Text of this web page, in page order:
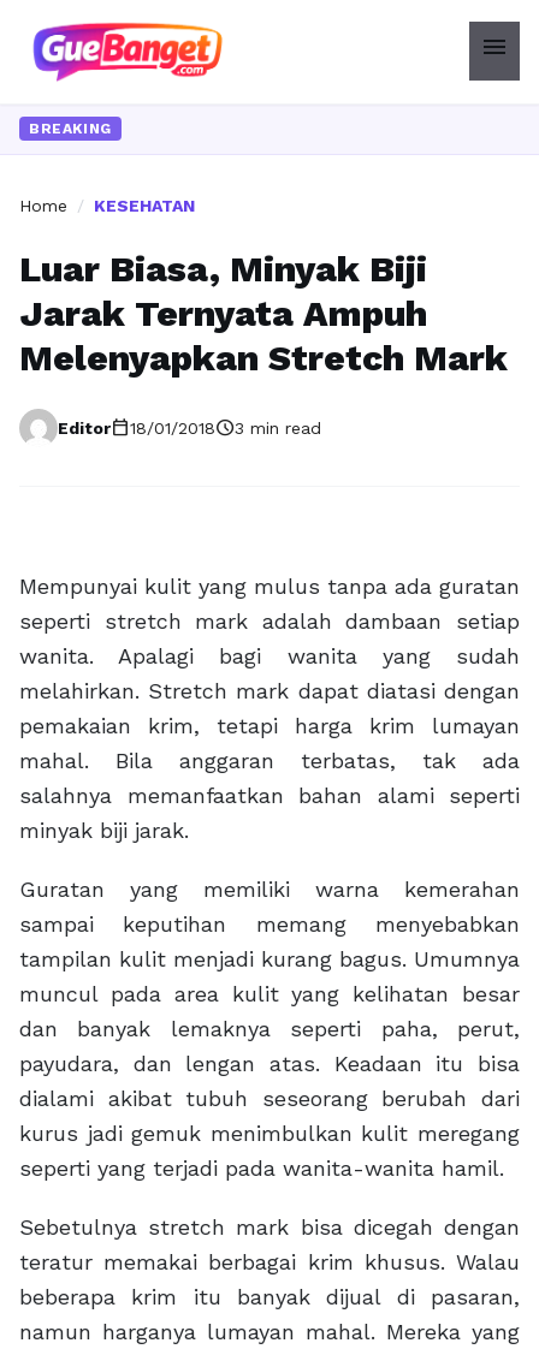
menu
BREAKING
Home / KESEHATAN
Luar Biasa, Minyak Biji
Jarak Ternyata Ampuh
Melenyapkan Stretch Mark
Editorcalendar_today18/01/2018schedule3 min read
Mempunyai kulit yang mulus tanpa ada guratan
seperti stretch mark adalah dambaan setiap
wanita. Apalagi bagi wanita yang sudah
melahirkan. Stretch mark dapat diatasi dengan
pemakaian krim, tetapi harga krim lumayan
mahal. Bila anggaran terbatas, tak ada
salahnya memanfaatkan bahan alami seperti
minyak biji jarak.
Guratan yang memiliki warna kemerahan
sampai keputihan memang menyebabkan
tampilan kulit menjadi kurang bagus. Umumnya
muncul pada area kulit yang kelihatan besar
dan banyak lemaknya seperti paha, perut,
payudara, dan lengan atas. Keadaan itu bisa
dialami akibat tubuh seseorang berubah dari
kurus jadi gemuk menimbulkan kulit meregang
seperti yang terjadi pada wanita-wanita hamil.
Sebetulnya stretch mark bisa dicegah dengan
teratur memakai berbagai krim khusus. Walau
beberapa krim itu banyak dijual di pasaran,
namun harganya lumayan mahal. Mereka yang